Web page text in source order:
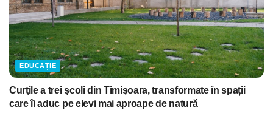
EDUCAȚIE
Curţile a trei şcoli din Timişoara, transformate în spații
care îi aduc pe elevi mai aproape de natură